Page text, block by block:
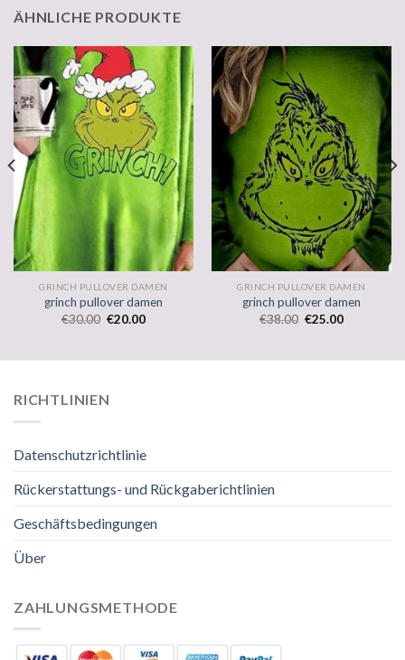
ÄHNLICHE PRODUKTE
GRINCH PULLOVER DAMEN
grinch pullover damen
€30.00 €20.00
GRINCH PULLOVER DAMEN
grinch pullover damen
€38.00 €25.00
RICHTLINIEN
Datenschutzrichtlinie
Rückerstattungs- und Rückgaberichtlinien
Geschäftsbedingungen
Über
ZAHLUNGSMETHODE